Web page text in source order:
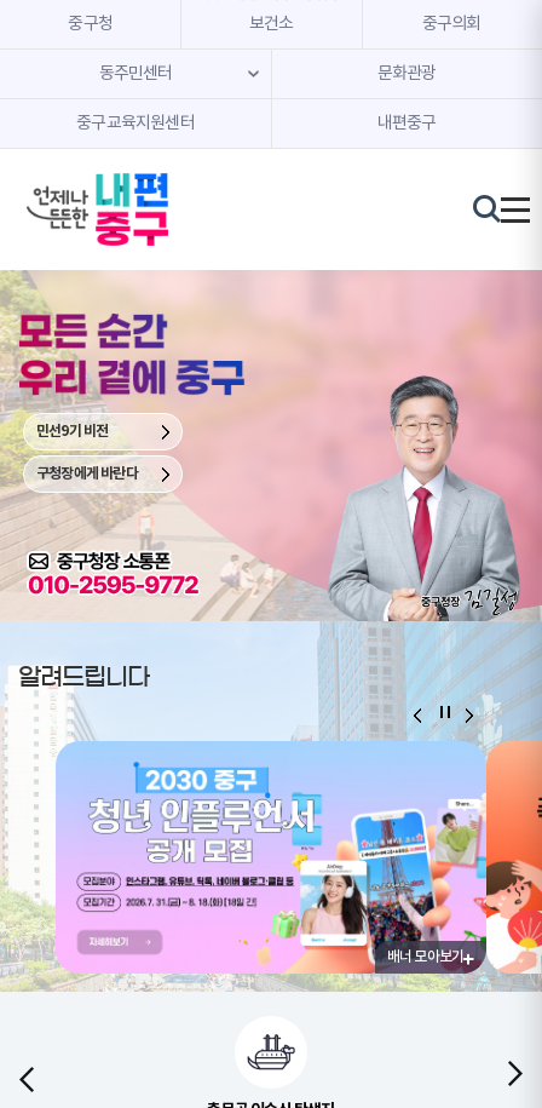
본문 내용 바로가기
주메뉴 바로가기
중구청 보건소 중구의회
동주민센터 문화관광
중구교육지원센터 내편중구
민선9기 비전
구청장에게 바란다
알려드립니다
배너 모아보기